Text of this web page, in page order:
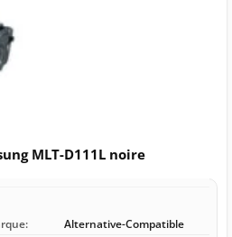
MLT-D111L noire
Alternative-Compatible